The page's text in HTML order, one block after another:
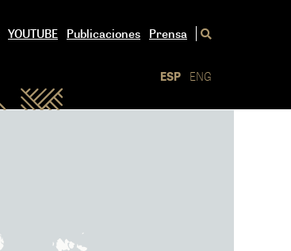
YOUTUBE Publicaciones Prensa
ESP ENG